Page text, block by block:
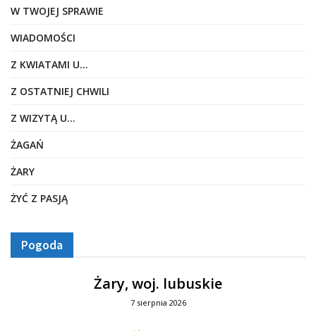
W TWOJEJ SPRAWIE
WIADOMOŚCI
Z KWIATAMI U…
Z OSTATNIEJ CHWILI
Z WIZYTĄ U…
ŻAGAŃ
ŻARY
ŻYĆ Z PASJĄ
Pogoda
Żary, woj. lubuskie
7 sierpnia 2026